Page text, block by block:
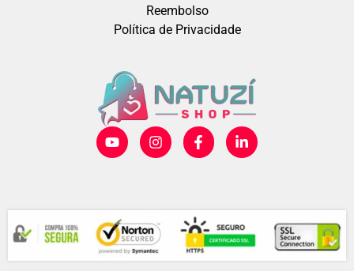
Reembolso
Política de Privacidade
Compra Segura